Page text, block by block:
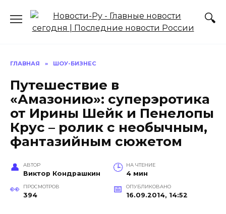
содержанию
ГЛАВНАЯ » ШОУ-БИЗНЕС
Путешествие в
«Амазонию»: суперэротика
от Ирины Шейк и Пенелопы
Крус – ролик с необычным,
фантазийным сюжетом
АВТОР
Виктор Кондрашкин
НА ЧТЕНИЕ
4 мин
ПРОСМОТРОВ
394
ОПУБЛИКОВАНО
16.09.2014, 14:52